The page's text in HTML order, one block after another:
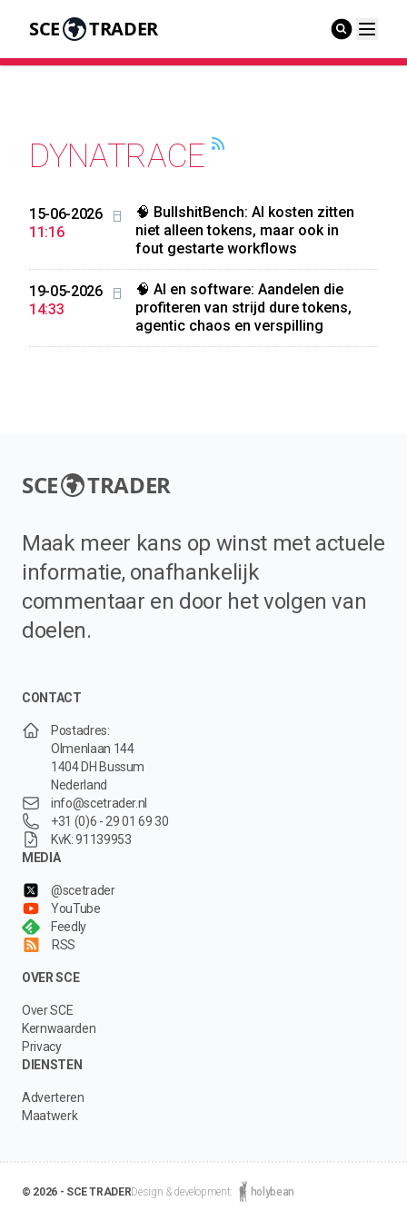
SCE TRADER
DYNATRACE
15-06-2026
11:16
🧠 BullshitBench: AI kosten zitten
niet alleen tokens, maar ook in
fout gestarte workflows
19-05-2026
14:33
🧠 AI en software: Aandelen die
profiteren van strijd dure tokens,
agentic chaos en verspilling
SCE TRADER
Maak meer kans op winst met actuele
informatie, onafhankelijk
commentaar en door het volgen van
doelen.
CONTACT
Postadres:
Olmenlaan 144
1404 DH Bussum
Nederland
info@scetrader.nl
+31 (0)6 - 29 01 69 30
KvK: 91139953
MEDIA
@scetrader
YouTube
Feedly
RSS
OVER SCE
Over SCE
Kernwaarden
Privacy
DIENSTEN
Adverteren
Maatwerk
© 2026 - SCE TRADERDesign & development: holybean